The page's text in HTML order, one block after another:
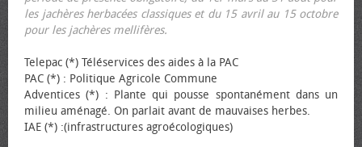
les jachères herbacées classiques et du 15 avril au 15 octobre
pour les jachères mellifères.
Telepac (*) Téléservices des aides à la PAC
PAC (*) : Politique Agricole Commune
Adventices (*) : Plante qui pousse spontanément dans un
milieu aménagé. On parlait avant de mauvaises herbes.
IAE (*) :(infrastructures agroécologiques)